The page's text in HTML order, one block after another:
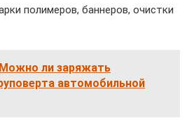
полимеров, баннеров, очистки
Можно ли заряжать
автомобильной